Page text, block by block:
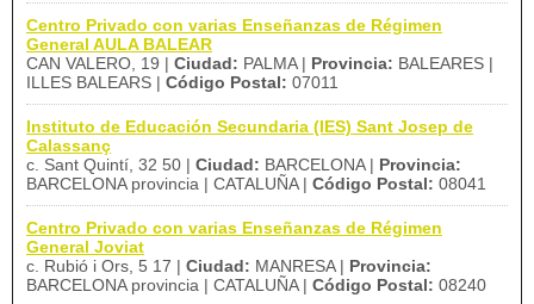
Centro Privado con varias Enseñanzas de Régimen
General AULA BALEAR
CAN VALERO, 19 | Ciudad: PALMA | Provincia: BALEARES |
ILLES BALEARS | Código Postal: 07011
Instituto de Educación Secundaria (IES) Sant Josep de
Calassanç
c. Sant Quintí, 32 50 | Ciudad: BARCELONA | Provincia:
BARCELONA provincia | CATALUÑA | Código Postal: 08041
Centro Privado con varias Enseñanzas de Régimen
General Joviat
c. Rubió i Ors, 5 17 | Ciudad: MANRESA | Provincia:
BARCELONA provincia | CATALUÑA | Código Postal: 08240